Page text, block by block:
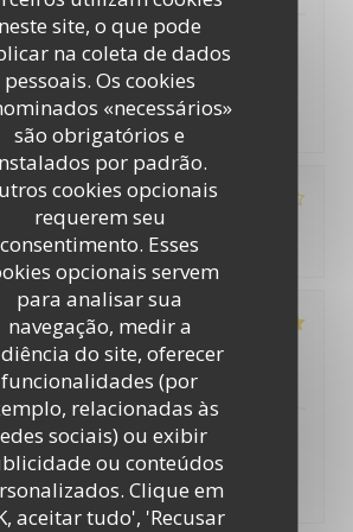
neste site, o que pode
na coleta de dados
pessoais. Os cookies
«necessários»
são obrigatórios e
por padrão.
cookies opcionais
requerem seu
consentimento. Esses
opcionais servem
para analisar sua
navegação, medir a
do site, oferecer
funcionalidades (por
relacionadas às
sociais) ou exibir
ou conteúdos
Clique em
aceitar tudo', 'Recusar
sont très chaleureux. La carte
très intéressants : C'est en
avec de très bons produits bien
guests 2
:4/5 menu:4/5 quality_price
guests 2
: 5/5 menu :5/5 quality_price
un agréable moment, super accueil,
Je recommande, merci pour ce